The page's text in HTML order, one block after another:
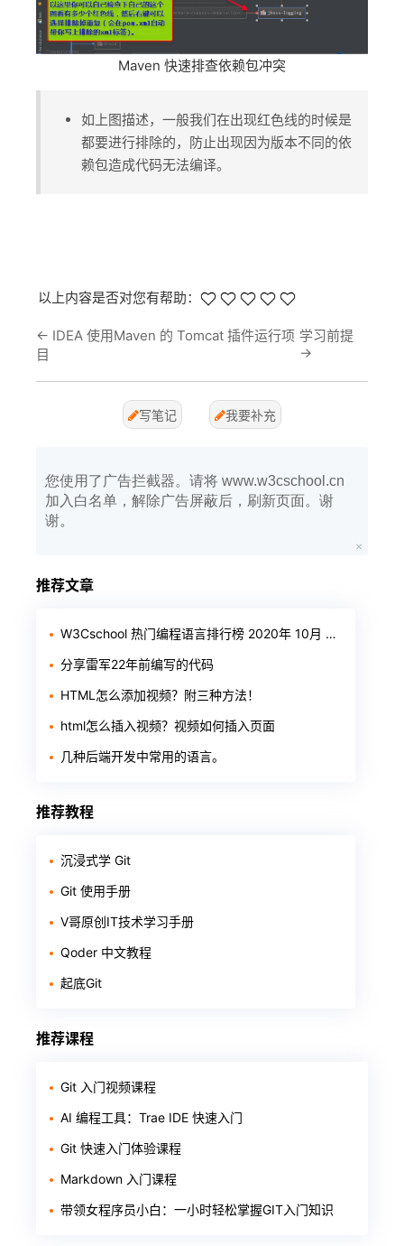
Maven 快速排查依赖包冲突
如上图描述，一般我们在出现红色线的时候是
都要进行排除的，防止出现因为版本不同的依
赖包造成代码无法编译。
以上内容是否对您有帮助：
← IDEA 使用Maven 的 Tomcat 插件运行项
目
学习前提
→
写笔记 我要补充
您使用了广告拦截器。请将 www.w3cschool.cn
加入白名单，解除广告屏蔽后，刷新页面。谢
谢。
推荐文章
W3Cschool 热门编程语言排行榜 2020年 10月 TOP10
分享雷军22年前编写的代码
HTML怎么添加视频？附三种方法！
html怎么插入视频？视频如何插入页面
几种后端开发中常用的语言。
推荐教程
沉浸式学 Git
Git 使用手册
V哥原创IT技术学习手册
Qoder 中文教程
起底Git
推荐课程
Git 入门视频课程
AI 编程工具：Trae IDE 快速入门
Git 快速入门体验课程
Markdown 入门课程
带领女程序员小白：一小时轻松掌握GIT入门知识